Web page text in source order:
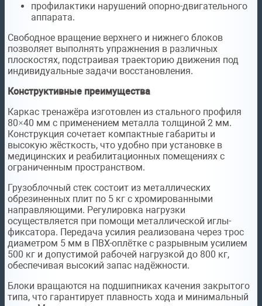
профилактики нарушений опорно-двигательного
аппарата.
Свободное вращение верхнего и нижнего блоков
позволяет выполнять упражнения в различных
плоскостях, подстраивая траекторию движения под
индивидуальные задачи восстановления.
Конструктивные преимущества
Каркас тренажёра изготовлен из стального профиля
80×40 мм с применением металла толщиной 2 мм.
Конструкция сочетает компактные габариты и
высокую жёсткость, что удобно при установке в
медицинских и реабилитационных помещениях с
ограниченным пространством.
Грузоблочный стек состоит из металлических
обрезиненных плит по 5 кг с хромированными
направляющими. Регулировка нагрузки
осуществляется при помощи металлической иглы-
фиксатора. Передача усилия реализована через трос
диаметром 5 мм в ПВХ-оплётке с разрывным усилием
500 кг и допустимой рабочей нагрузкой до 800 кг,
обеспечивая высокий запас надёжности.
Блоки вращаются на подшипниках качения закрытого
типа, что гарантирует плавность хода и минимальный